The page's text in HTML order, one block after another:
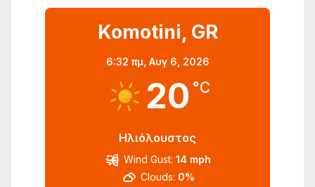
Komotini, GR
6:32 πμ, Αυγ 6, 2026
20 °C
Ηλιόλουστος
Wind Gust: 14 mph
Clouds: 0%